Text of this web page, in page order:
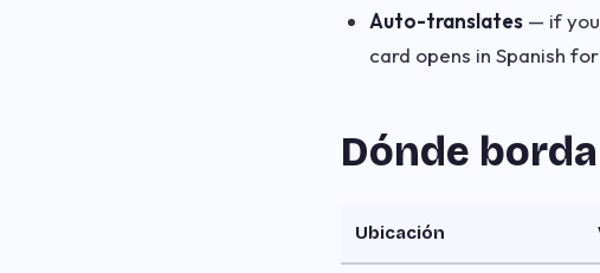
Auto-translates — if
card opens in Spanish
Dónde
Ubicación